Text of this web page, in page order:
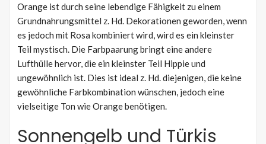
Orange ist durch seine lebendige Fähigkeit zu einem
Grundnahrungsmittel z. Hd. Dekorationen geworden, wenn
es jedoch mit Rosa kombiniert wird, wird es ein kleinster
Teil mystisch. Die Farbpaarung bringt eine andere
Lufthülle hervor, die ein kleinster Teil Hippie und
ungewöhnlich ist. Dies ist ideal z. Hd. diejenigen, die keine
gewöhnliche Farbkombination wünschen, jedoch eine
vielseitige Ton wie Orange benötigen.
Sonnengelb und Türkis